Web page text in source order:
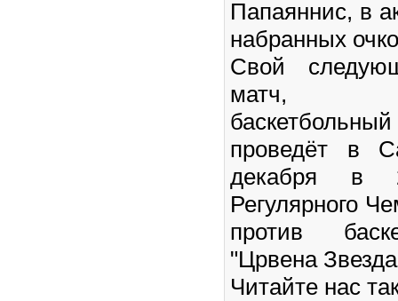
Папаяннис, в
набранных
Свой
матч,
проведёт в
декабря в
Регулярного
против
"Црвена
Читайте нас